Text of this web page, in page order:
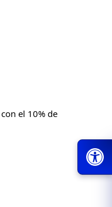
el 10% de